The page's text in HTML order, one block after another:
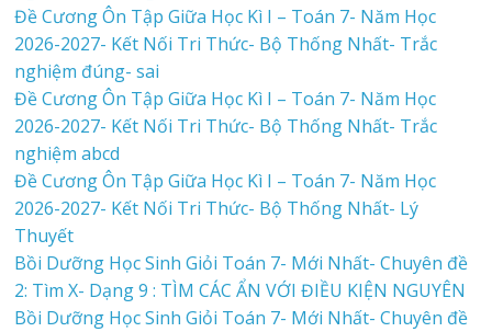
Đề Cương Ôn Tập Giữa Học Kì I – Toán 7- Năm Học
2026-2027- Kết Nối Tri Thức- Bộ Thống Nhất- Trắc
nghiệm đúng- sai
Đề Cương Ôn Tập Giữa Học Kì I – Toán 7- Năm Học
2026-2027- Kết Nối Tri Thức- Bộ Thống Nhất- Trắc
nghiệm abcd
Đề Cương Ôn Tập Giữa Học Kì I – Toán 7- Năm Học
2026-2027- Kết Nối Tri Thức- Bộ Thống Nhất- Lý
Thuyết
Bồi Dưỡng Học Sinh Giỏi Toán 7- Mới Nhất- Chuyên đề
2: Tìm X- Dạng 9 : TÌM CÁC ẨN VỚI ĐIỀU KIỆN NGUYÊN
Bồi Dưỡng Học Sinh Giỏi Toán 7- Mới Nhất- Chuyên đề